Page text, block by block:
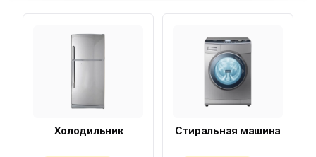
Холодильник Стиральная машина